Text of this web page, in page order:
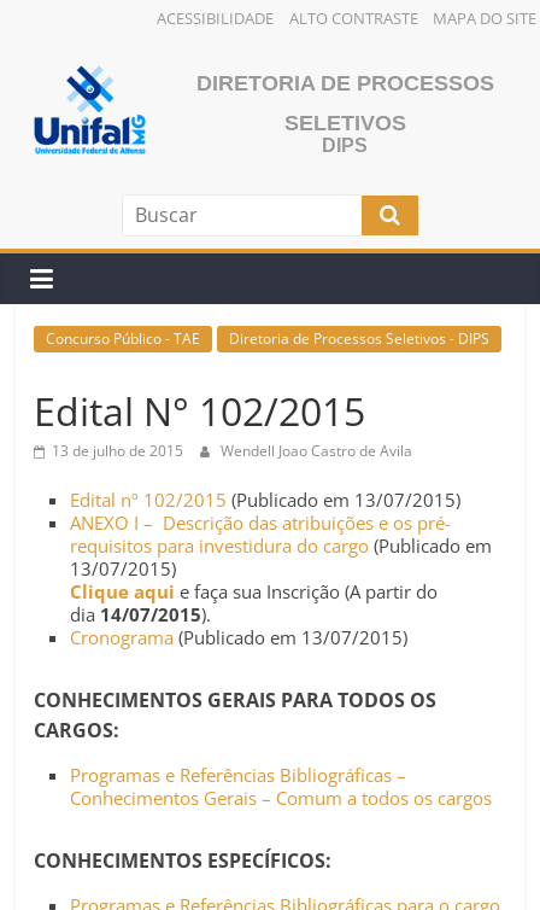
ACESSIBILIDADE ALTO CONTRASTE MAPA DO SITE
conteúdo
DIRETORIA DE PROCESSOS
SELETIVOS
DIPS
Concurso Público - TAE Diretoria de Processos Seletivos - DIPS
Edital N° 102/2015
13 de julho de 2015 Wendell Joao Castro de Avila
Edital nº 102/2015(Publicado em 13/07/2015)
ANEXO I – Descrição das atribuições e os pré-
requisitos para investidura do cargo(Publicado em
13/07/2015)
Clique aqui e faça sua Inscrição (A partir do
dia 14/07/2015).
Cronograma(Publicado em 13/07/2015)
CONHECIMENTOS GERAIS PARA TODOS OS
CARGOS:
Programas e Referências Bibliográficas –
Conhecimentos Gerais – Comum a todos os cargos
CONHECIMENTOS ESPECÍFICOS:
Programas e Referências Bibliográficas para o cargo